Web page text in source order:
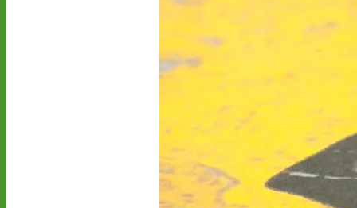
Castor stoppen!
@castorstoppen.bsky.social
⋅
Gegen 23.20 Uhr ist der
12. Castortransport im
Kreuz Holz abgebogen
Richtung Neuss auf die
A46 - castor-
stoppen.de/ticker/#route
#atommüll #castor